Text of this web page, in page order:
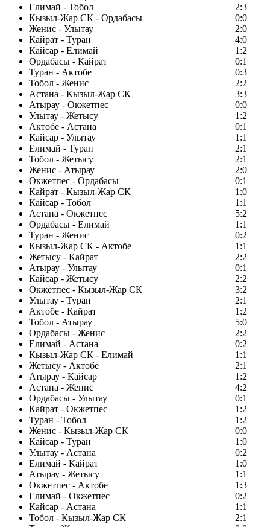
Елимай - Тобол
2:3
Кызыл-Жар СК - Ордабасы
0:0
Женис - Улытау
2:0
Кайрат - Туран
4:0
Кайсар - Елимай
1:2
Ордабасы - Кайрат
0:1
Туран - Актобе
0:3
Тобол - Женис
2:2
Астана - Кызыл-Жар СК
3:3
Атырау - Окжетпес
0:0
Улытау - Жетысу
1:2
Актобе - Астана
0:1
Кайсар - Улытау
1:1
Елимай - Туран
2:1
Тобол - Жетысу
2:1
Женис - Атырау
2:0
Окжетпес - Ордабасы
0:1
Кайрат - Кызыл-Жар СК
1:0
Кайсар - Тобол
1:1
Астана - Окжетпес
5:2
Ордабасы - Елимай
1:1
Туран - Женис
0:2
Кызыл-Жар СК - Актобе
1:1
Жетысу - Кайрат
2:2
Атырау - Улытау
0:1
Кайсар - Жетысу
2:2
Окжетпес - Кызыл-Жар СК
3:2
Улытау - Туран
2:1
Актобе - Кайрат
1:2
Тобол - Атырау
5:0
Ордабасы - Женис
2:2
Елимай - Астана
0:2
Кызыл-Жар СК - Елимай
1:1
Жетысу - Актобе
2:1
Атырау - Кайсар
1:2
Астана - Женис
4:2
Ордабасы - Улытау
0:1
Кайрат - Окжетпес
1:2
Туран - Тобол
1:2
Женис - Кызыл-Жар СК
0:0
Кайсар - Туран
1:0
Улытау - Астана
0:2
Елимай - Кайрат
1:0
Атырау - Жетысу
1:1
Окжетпес - Актобе
1:3
Елимай - Окжетпес
0:2
Кайсар - Астана
1:1
Тобол - Кызыл-Жар СК
2:1